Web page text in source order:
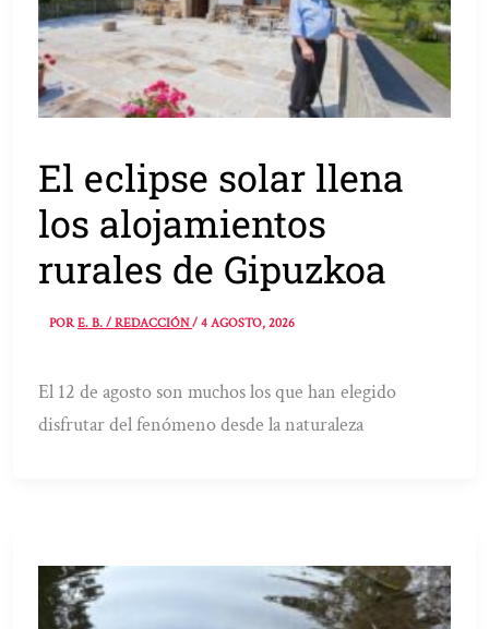
El eclipse solar llena
los alojamientos
rurales de Gipuzkoa
PORE. B. / REDACCIÓN/4 AGOSTO, 2026
El 12 de agosto son muchos los que han elegido
disfrutar del fenómeno desde la naturaleza